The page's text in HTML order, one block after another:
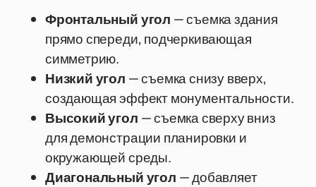
Фронтальный угол — съемка здания
прямо спереди, подчеркивающая
симметрию.
Низкий угол — съемка снизу вверх,
создающая эффект монументальности.
Высокий угол — съемка сверху вниз
для демонстрации планировки и
окружающей среды.
Диагональный угол — добавляет